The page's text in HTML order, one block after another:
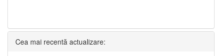
Cea mai recentă actualizare: